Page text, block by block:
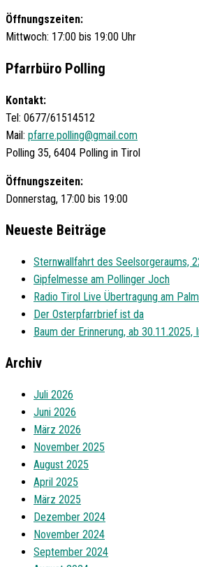
Öffnungszeiten:
Mittwoch: 17:00 bis 19:00 Uhr
Pfarrbüro Polling
Kontakt:
Tel: 0677/61514512
Mail: pfarre.polling@gmail.com
Polling 35, 6404 Polling in Tirol
Öffnungszeiten:
Donnerstag, 17:00 bis 19:00
Neueste Beiträge
Sternwallfahrt des Seelsorgeraums,
Gipfelmesse am Pollinger Joch
Radio Tirol Live Übertragung am
Der Osterpfarrbrief ist da
Baum der Erinnerung, ab 30.11.2025,
Archiv
Juli 2026
Juni 2026
März 2026
November 2025
August 2025
April 2025
März 2025
Dezember 2024
November 2024
September 2024